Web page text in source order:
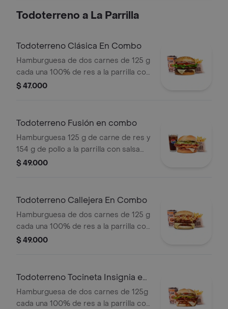
Todoterreno a La Parrilla
Todoterreno Clásica En Combo
Hamburguesa de dos carnes de 125 g
cada una 100% de res a la parrilla con
salsa bbq, queso mozzarella, lechuga,
$ 47.000
Todoterreno Fusión en combo
Hamburguesa 125 g de carne de res y
154 g de pollo a la parrilla con salsa
BBQ, tocineta, queso mozzarella,
medianas (Corral o cascos) + bebida
$ 49.000
Todoterreno Callejera En Combo
Hamburguesa de dos carnes de 125 g
cada una 100% de res a la parrilla con
salsa bbq, tocineta, queso mozzarella,
$ 49.000
Todoterreno Tocineta Insignia en
combo
Hamburguesa de dos carnes de 125g
cada una 100% de res a la parrilla con